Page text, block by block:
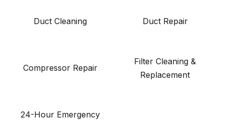
Duct Cleaning Duct Repair
Compressor Repair
Filter Cleaning &
Replacement
24-Hour Emergency